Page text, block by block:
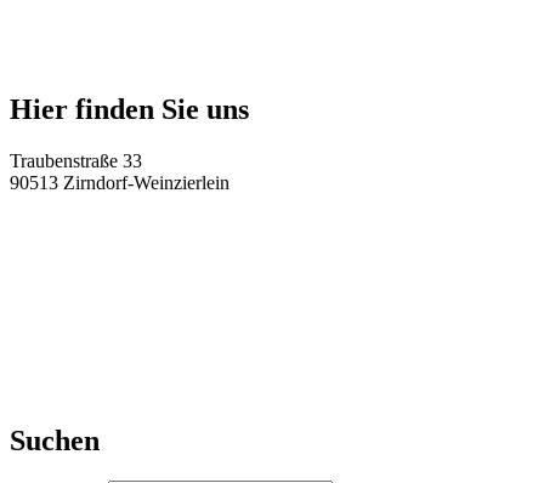
Hier finden Sie uns
Traubenstraße 33
90513 Zirndorf-Weinzierlein
Suchen